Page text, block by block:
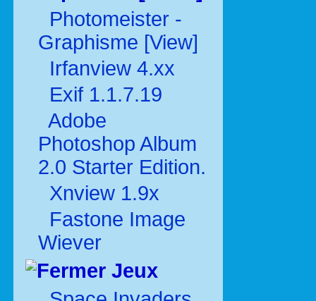
Photomeister -
Graphisme [View]
Irfanview 4.xx
Exif 1.1.7.19
Adobe
Photoshop Album
2.0 Starter Edition.
Xnview 1.9x
Fastone Image
Wiever
Jeux